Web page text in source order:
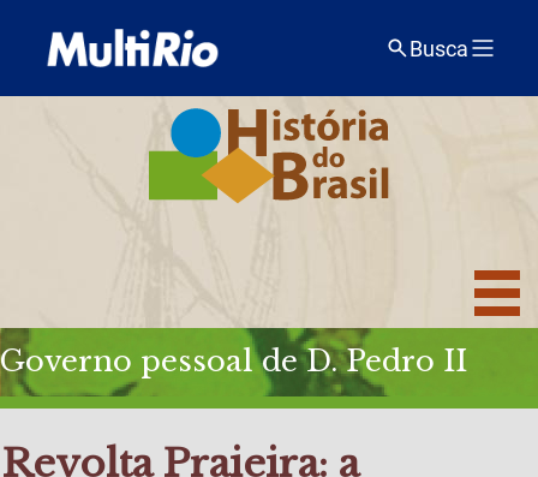
Busca
Governo pessoal de D. Pedro II
Revolta Praieira: a